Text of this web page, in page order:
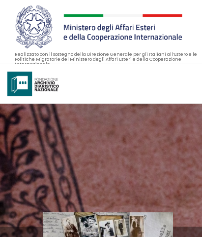
Realizzato con il sostegno della Direzione Generale per gli Italiani all’Estero e le
Politiche Migratorie del Ministero degli Affari Esteri e della Cooperazione
Internazionale